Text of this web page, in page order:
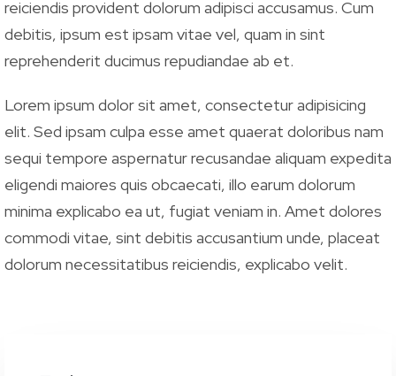
reiciendis provident dolorum adipisci accusamus. Cum
debitis, ipsum est ipsam vitae vel, quam in sint
reprehenderit ducimus repudiandae ab et.
Lorem ipsum dolor sit amet, consectetur adipisicing
elit. Sed ipsam culpa esse amet quaerat doloribus nam
sequi tempore aspernatur recusandae aliquam expedita
eligendi maiores quis obcaecati, illo earum dolorum
minima explicabo ea ut, fugiat veniam in. Amet dolores
commodi vitae, sint debitis accusantium unde, placeat
dolorum necessitatibus reiciendis, explicabo velit.